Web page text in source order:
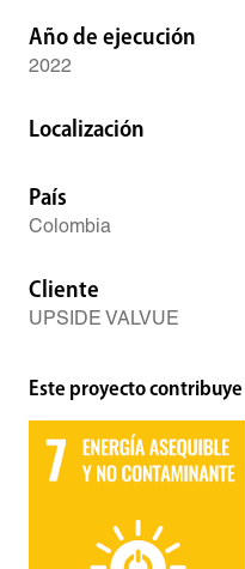
Año de ejecución
2022
Localización
País
Colombia
Cliente
UPSIDE VALVUE
Este proyecto